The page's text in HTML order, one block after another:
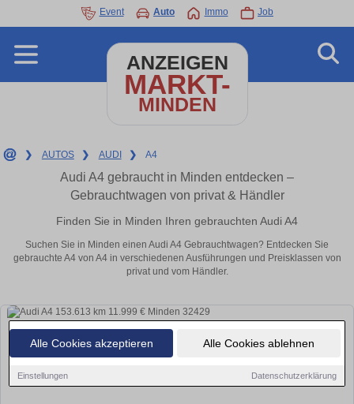
Alle Cookies akzeptieren Alle Cookies ablehnen
Einstellungen Datenschutzerklärung
Event Auto Immo Job
ANZEIGEN
MARKT-
MINDEN
❯ AUTOS ❯ AUDI ❯ A4
Audi A4 gebraucht in Minden entdecken –
Gebrauchtwagen von privat & Händler
Finden Sie in Minden Ihren gebrauchten Audi A4
Suchen Sie in Minden einen Audi A4 Gebrauchtwagen? Entdecken Sie
gebrauchte A4 von A4 in verschiedenen Ausführungen und Preisklassen von
privat und vom Händler.